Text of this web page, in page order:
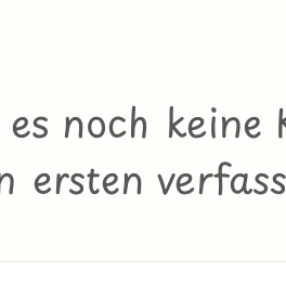
noch keine
ersten